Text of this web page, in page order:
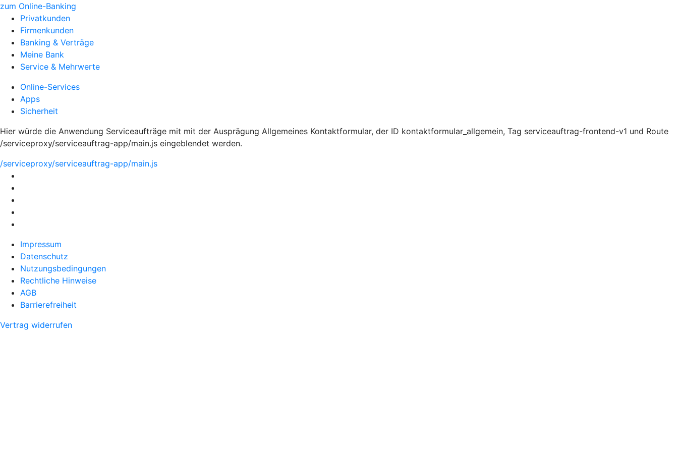
zum Online-Banking
Privatkunden
Firmenkunden
Banking & Verträge
Meine Bank
Service & Mehrwerte
Online-Services
Apps
Sicherheit
Hier würde die Anwendung Serviceaufträge mit mit der Ausprägung Allgemeines Kontaktformular, der ID kontaktformular_allgemein, Tag serviceauftrag-frontend-v1 und Route
/serviceproxy/serviceauftrag-app/main.js eingeblendet werden.
/serviceproxy/serviceauftrag-app/main.js
Impressum
Datenschutz
Nutzungsbedingungen
Rechtliche Hinweise
AGB
Barrierefreiheit
Vertrag widerrufen